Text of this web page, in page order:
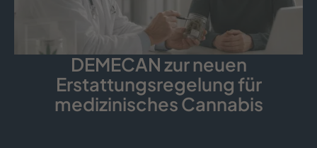
DEMECAN zur neuen
Erstattungsregelung für
medizinisches Cannabis